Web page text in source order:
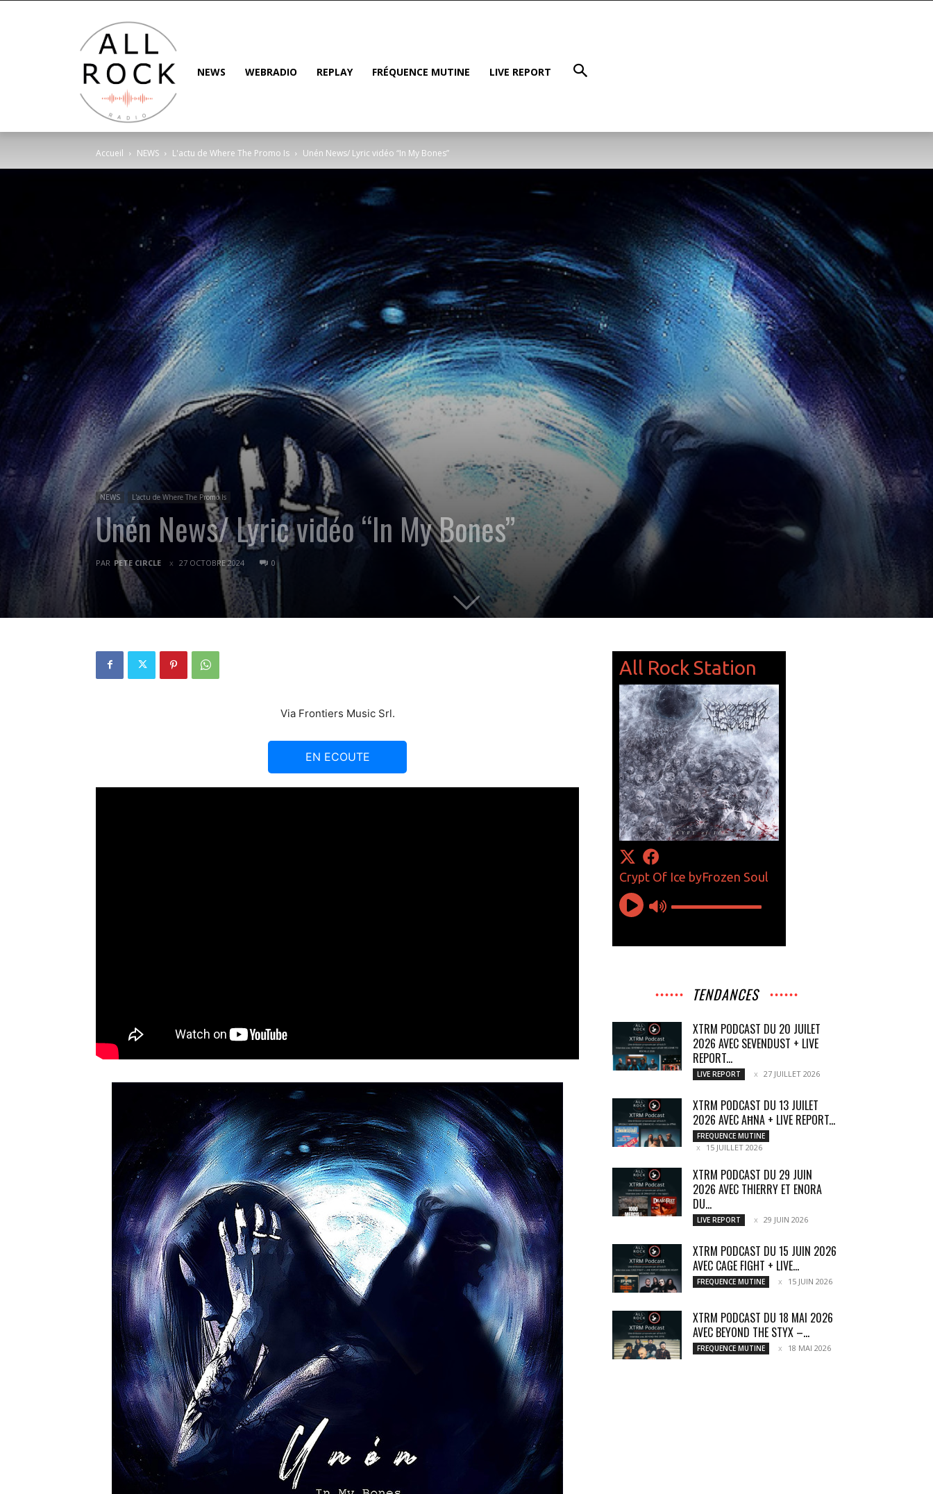
NEWS WEBRADIO REPLAY FRÉQUENCE MUTINE LIVE REPORT
Accueil NEWS L'actu de Where The Promo Is Unén News/ Lyric vidéo “In My Bones”
NEWS L'actu de Where The Promo Is
Unén News/ Lyric vidéo “In My Bones”
PAR PETE CIRCLE 27 OCTOBRE 2024 0
Via Frontiers Music Srl.
EN ECOUTE
TENDANCES
XTRM PODCAST DU 20 JUILET
2026 AVEC SEVENDUST + LIVE
REPORT...
LIVE REPORT 27 JUILLET 2026
XTRM PODCAST DU 13 JUILET
2026 AVEC AĦNA + LIVE REPORT...
FREQUENCE MUTINE
15 JUILLET 2026
XTRM PODCAST DU 29 JUIN
2026 AVEC THIERRY ET ENORA
DU...
LIVE REPORT 29 JUIN 2026
XTRM PODCAST DU 15 JUIN 2026
AVEC CAGE FIGHT + LIVE...
FREQUENCE MUTINE 15 JUIN 2026
XTRM PODCAST DU 18 MAI 2026
AVEC BEYOND THE STYX –...
FREQUENCE MUTINE 18 MAI 2026